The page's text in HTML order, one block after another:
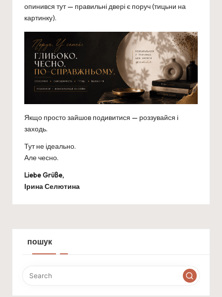
опинився тут — правильні двері є поруч (тицьни на
картинку).
Якщо просто зайшов подивитися — роззувайся і
заходь.
Тут не ідеально.
Але чесно.
Liebe Grüße,
Ірина Селютина
пошук